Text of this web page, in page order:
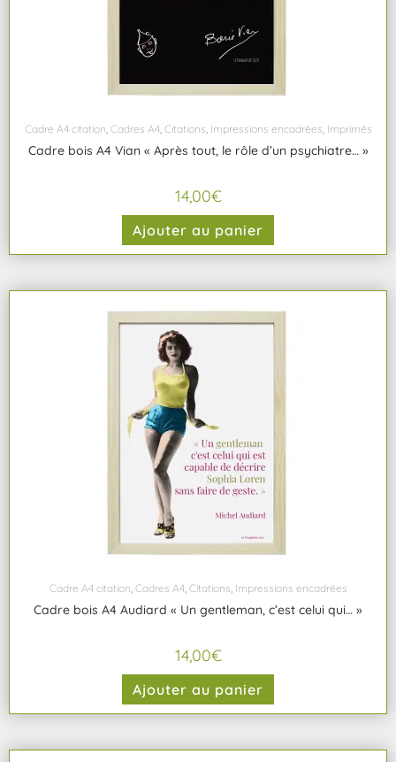
Cadre A4 citation, Cadres A4, Citations, Impressions encadrées, Imprimés
Cadre bois A4 Vian « Après tout, le rôle d’un psychiatre… »
14,00€
Ajouter au panier
Cadre A4 citation, Cadres A4, Citations, Impressions encadrées
Cadre bois A4 Audiard « Un gentleman, c’est celui qui… »
14,00€
Ajouter au panier